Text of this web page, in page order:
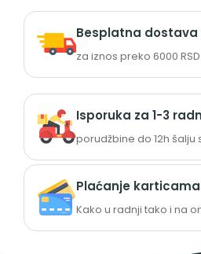
Besplatna dostava
za iznos preko 6000
Isporuka za 1-3
porudžbine do 12h šalju
Plaćanje karticama
Kako u radnji tako i na